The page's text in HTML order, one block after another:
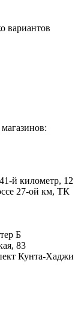
вариантов
й километр, 12
27-ой км, ТК
Б
83
Кунта-Хаджи